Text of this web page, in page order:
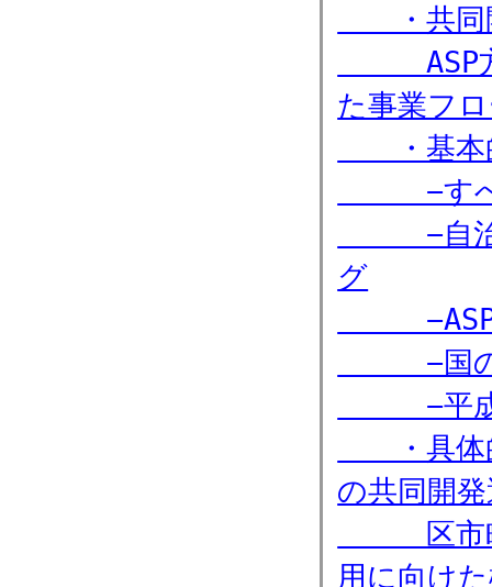
・共同
ASP方
た事業フ
・基本
−すべて
−自治体
グ
−ASP等
−国の汎
−平成１
・具体的
の共同開
区市町
用に向け